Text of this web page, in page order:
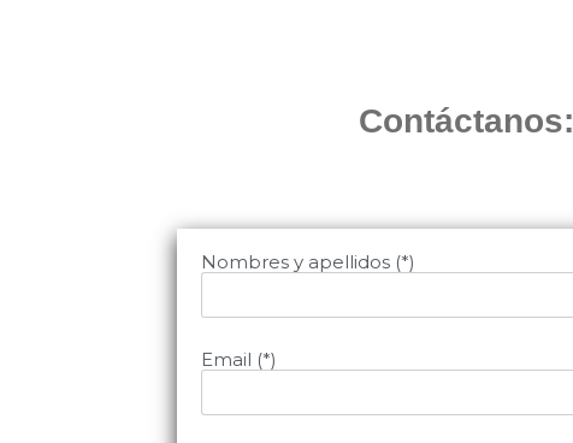
Contáctanos:
Nombres y apellidos (*)
Email (*)